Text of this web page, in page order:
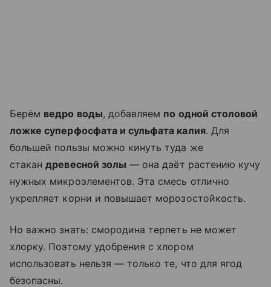
Берём ведро воды, добавляем по одной столовой
ложке суперфосфата и сульфата калия. Для
большей пользы можно кинуть туда же
стакандревесной золы — она даёт растению кучу
нужных микроэлементов. Эта смесь отлично
укрепляет корни и повышает морозостойкость.
Но важно знать: смородина терпеть не может
хлорку. Поэтому удобрения с хлором
использовать нельзя — только те, что для ягод
безопасны.